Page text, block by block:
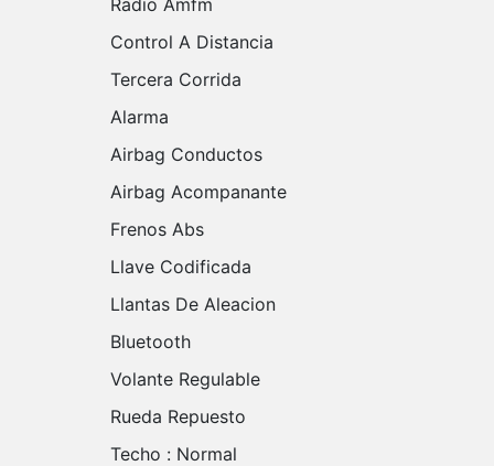
Control A Distancia
Tercera Corrida
Alarma
Airbag Conductos
Airbag Acompanante
Frenos Abs
Llave Codificada
Llantas De Aleacion
Bluetooth
Volante Regulable
Rueda Repuesto
Techo : Normal